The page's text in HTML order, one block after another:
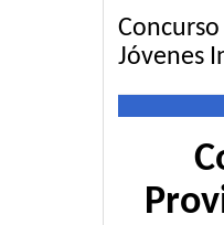
Jóvenes